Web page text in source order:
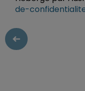
de-